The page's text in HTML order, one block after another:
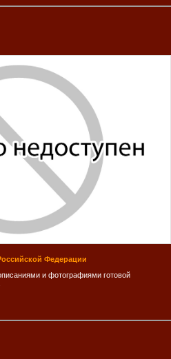
Федерации
и фотографиями готовой